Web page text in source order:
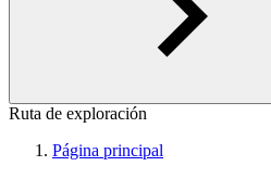
Ruta de exploración
Página principal